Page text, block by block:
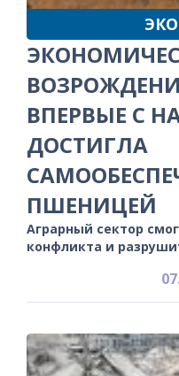
ВПЕРВЫЕ С
ДОСТИГЛА
ПШЕНИЦЕЙ
Аграрный сектор
конфликта и